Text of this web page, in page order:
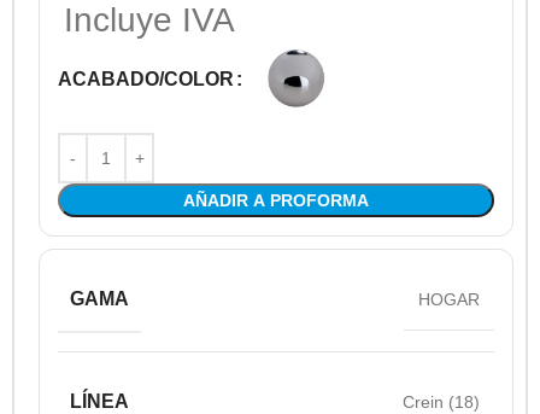
Incluye IVA
ACABADO/COLOR
AÑADIR A PROFORMA
GAMA HOGAR
LÍNEA Crein (18)